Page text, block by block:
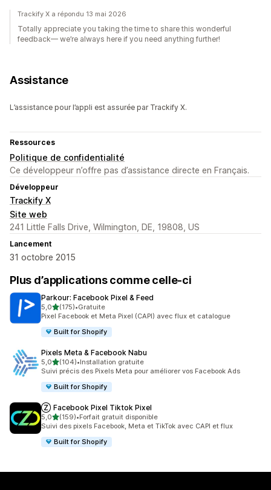
Trackify X a répondu 13 mai 2026
Totally appreciate you taking the time to share this wonderful
feedback— we’re always here if you need anything further!
Assistance
L’assistance pour l’appli est assurée par Trackify X.
Ressources
Politique de confidentialité
Ce développeur n’offre pas d’assistance directe en Français.
Développeur
Trackify X
Site web
241 Little Falls Drive, Wilmington, DE, 19808, US
Lancement
31 octobre 2015
Plus d’applications comme celle-ci
Parkour: Facebook Pixel & Feed
5,0étoile(s) sur 5
(175)
175 avis au total
•Gratuite
Pixel Facebook et Meta Pixel (CAPI) avec flux et catalogue
Built for Shopify
Pixels Meta & Facebook Nabu
5,0étoile(s) sur 5
(104)
104 avis au total
•Installation gratuite
Suivi précis des Pixels Meta pour améliorer vos Facebook Ads
Built for Shopify
Ⓩ Facebook Pixel Tiktok Pixel
5,0étoile(s) sur 5
(159)
159 avis au total
•Forfait gratuit disponible
Suivi des pixels Facebook, Meta et TikTok avec CAPI et flux
Built for Shopify